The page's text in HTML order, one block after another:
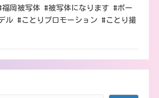
岡被写体 #被写体になります #ポー
ル #ことりプロモーション #ことり撮